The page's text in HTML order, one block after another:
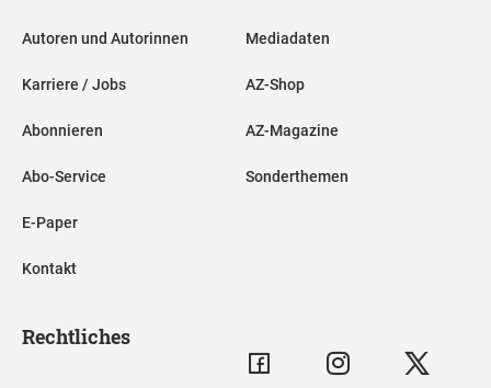
Autoren und Autorinnen
Karriere / Jobs
Abonnieren
Abo-Service
E-Paper
Kontakt
Mediadaten
AZ-Shop
AZ-Magazine
Sonderthemen
Rechtliches